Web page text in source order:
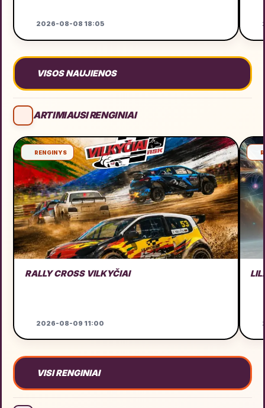
2026-08-08 18:05
VISOS NAUJIENOS
ARTIMIAUSI RENGINIAI
RENGINYS
RALLY CROSS VILKYČIAI
2026-08-09 11:00
VISI RENGINIAI